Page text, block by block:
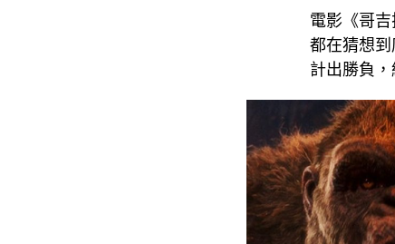
電影《哥
都在猜想
計出勝負，